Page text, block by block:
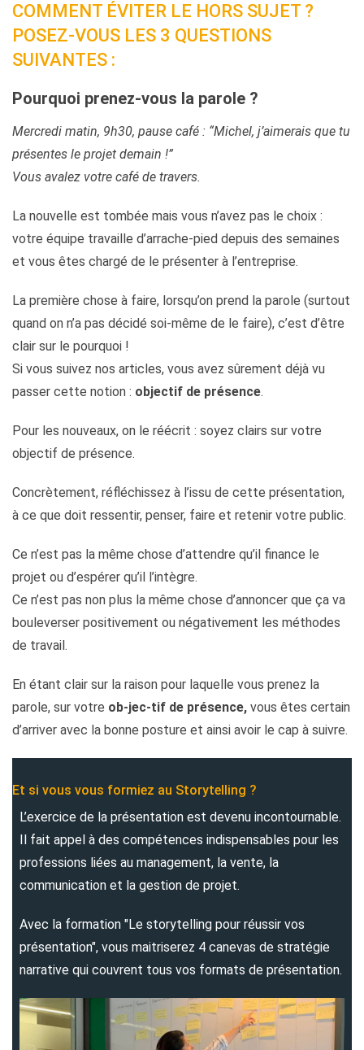
COMMENT ÉVITER LE HORS SUJET ?
POSEZ-VOUS LES 3 QUESTIONS
SUIVANTES :
Pourquoi prenez-vous la parole ?
Mercredi matin, 9h30, pause café : “Michel, j’aimerais que tu
présentes le projet demain !”
Vous avalez votre café de travers.
La nouvelle est tombée mais vous n’avez pas le choix :
votre équipe travaille d’arrache-pied depuis des semaines
et vous êtes chargé de le présenter à l’entreprise.
La première chose à faire, lorsqu’on prend la parole (surtout
quand on n’a pas décidé soi-même de le faire), c’est d’être
clair sur le pourquoi !
Si vous suivez nos articles, vous avez sûrement déjà vu
passer cette notion : objectif de présence.
Pour les nouveaux, on le réécrit : soyez clairs sur votre
objectif de présence.
Concrètement, réfléchissez à l’issu de cette présentation,
à ce que doit ressentir, penser, faire et retenir votre public.
Ce n’est pas la même chose d’attendre qu’il finance le
projet ou d’espérer qu’il l’intègre.
Ce n’est pas non plus la même chose d’annoncer que ça va
bouleverser positivement ou négativement les méthodes
de travail.
En étant clair sur la raison pour laquelle vous prenez la
parole, sur votre ob-jec-tif de présence, vous êtes certain
d’arriver avec la bonne posture et ainsi avoir le cap à suivre.
Et si vous vous formiez au Storytelling ?
L’exercice de la présentation est devenu incontournable.
Il fait appel à des compétences indispensables pour les
professions liées au management, la vente, la
communication et la gestion de projet.
Avec la formation "Le storytelling pour réussir vos
présentation", vous maitriserez 4 canevas de stratégie
narrative qui couvrent tous vos formats de présentation.